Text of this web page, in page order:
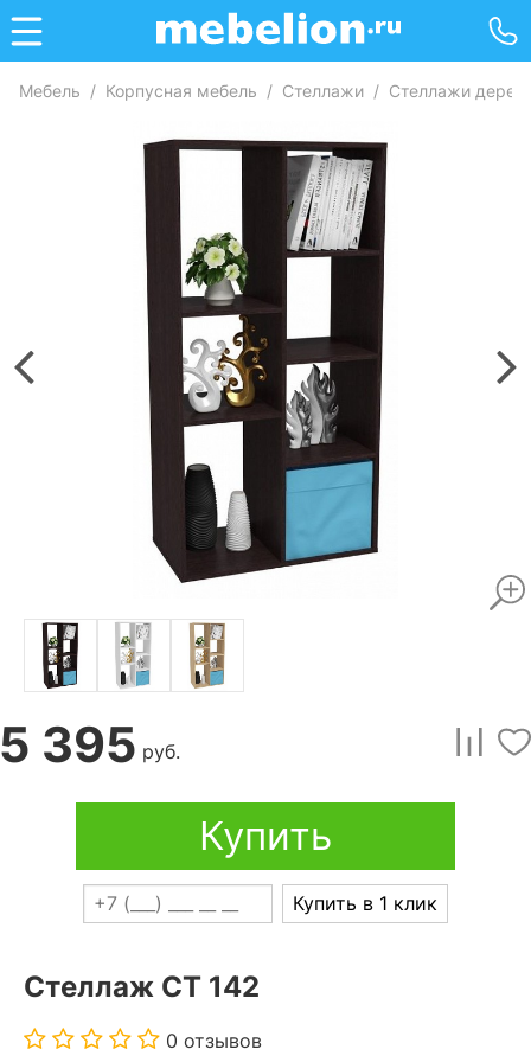
Мебель / Корпусная мебель / Стеллажи / Стеллажи
5 395 руб.
Купить
Купить в 1 клик
Стеллаж СТ 142
0 отзывов